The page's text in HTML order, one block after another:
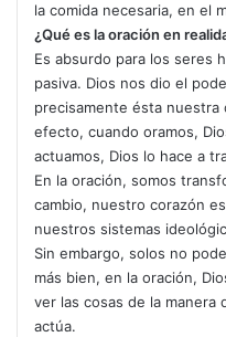
la comida necesaria, en el
¿Qué es la oración en
Es absurdo para los seres
pasiva. Dios nos dio el
precisamente ésta nuestra
efecto, cuando oramos,
actuamos, Dios lo hace a
En la oración, somos
cambio, nuestro corazón
nuestros sistemas
Sin embargo, solos no
más bien, en la oración,
ver las cosas de la manera
actúa.